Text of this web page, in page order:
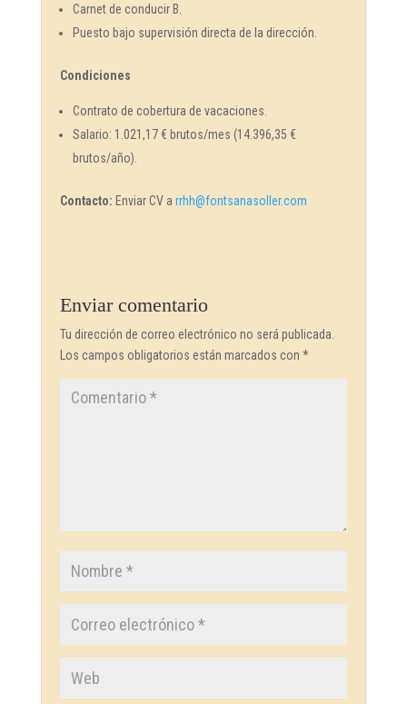
Carnet de conducir B.
Puesto bajo supervisión directa de la dirección.
Condiciones
Contrato de cobertura de vacaciones.
Salario: 1.021,17 € brutos/mes (14.396,35 €
brutos/año).
Contacto: Enviar CV a rrhh@fontsanasoller.com
Enviar comentario
Tu dirección de correo electrónico no será publicada.
Los campos obligatorios están marcados con *